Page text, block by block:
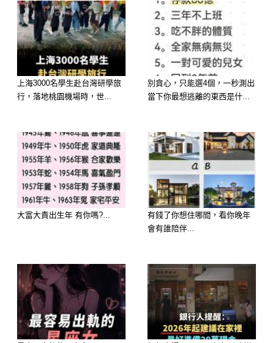
上海3000名學生赴台灣研學旅
行，落地桃園機場時，世...
別貪心，只能選4個，一秒測出
當下你最想逃離的東西是什...
大富大貴出生年 有你嗎?...
有錢了你想住哪間，看你晚年
會有誰陪伴...